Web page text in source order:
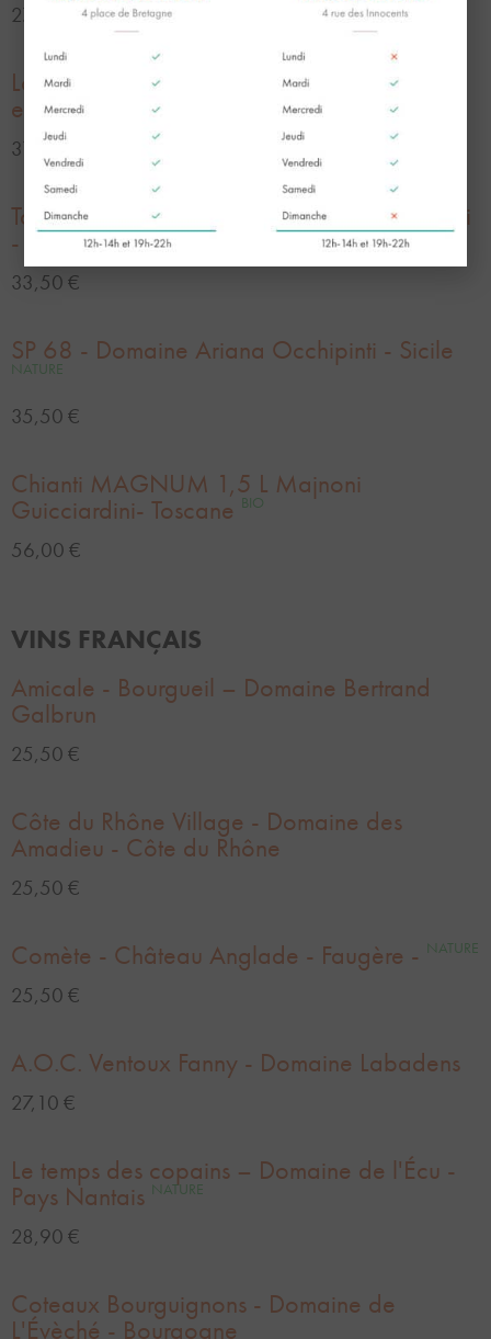
27,30 €
La Matota - Barbera d'Asti- Domaine Radici
e Filari - Piemont
31,10 €
Taï Rosso Calbin - Domaine Alessandro Pialli
- VénétieVEGAN
33,50 €
SP 68 - Domaine Ariana Occhipinti - Sicile
NATURE
35,50 €
Chianti MAGNUM 1,5 L Majnoni
Guicciardini- Toscane BIO
56,00 €
VINS FRANÇAIS
Amicale - Bourgueil – Domaine Bertrand
Galbrun
25,50 €
Côte du Rhône Village - Domaine des
Amadieu - Côte du Rhône
25,50 €
Comète - Château Anglade - Faugère - NATURE
25,50 €
A.O.C. Ventoux Fanny - Domaine Labadens
27,10 €
Le temps des copains – Domaine de l'Écu -
Pays Nantais NATURE
28,90 €
Coteaux Bourguignons - Domaine de
L'Évèché - Bourgogne